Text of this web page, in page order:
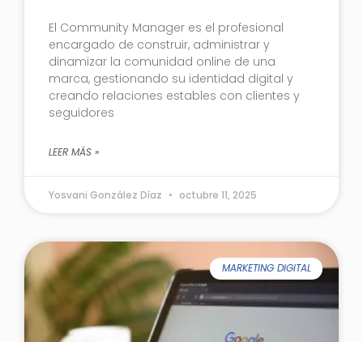
El Community Manager es el profesional
encargado de construir, administrar y
dinamizar la comunidad online de una
marca, gestionando su identidad digital y
creando relaciones estables con clientes y
seguidores
LEER MÁS »
Yosvani González Díaz octubre 11, 2025
MARKETING DIGITAL